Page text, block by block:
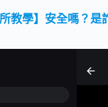
所教學】安全嗎？